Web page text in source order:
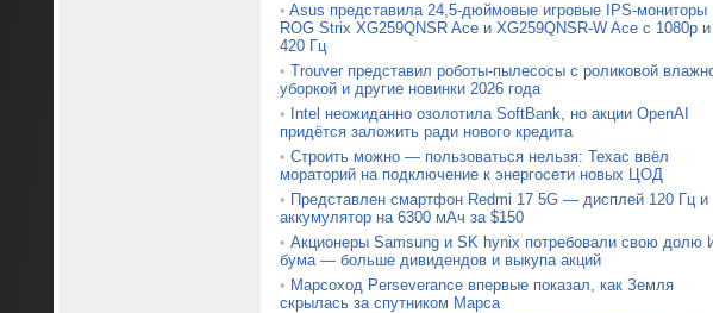
• Asus представила 24,5-дюймовые игровые IPS-мониторы
ROG Strix XG259QNSR Ace и XG259QNSR-W Ace с 1080p и
420 Гц
• Trouver представил роботы-пылесосы с роликовой
уборкой и другие новинки 2026 года
• Intel неожиданно озолотила SoftBank, но акции OpenAI
придётся заложить ради нового кредита
• Строить можно — пользоваться нельзя: Техас ввёл
мораторий на подключение к энергосети новых ЦОД
• Представлен смартфон Redmi 17 5G — дисплей 120 Гц и
аккумулятор на 6300 мАч за $150
• Акционеры Samsung и SK hynix потребовали свою долю
бума — больше дивидендов и выкупа акций
• Марсоход Perseverance впервые показал, как Земля
скрылась за спутником Марса